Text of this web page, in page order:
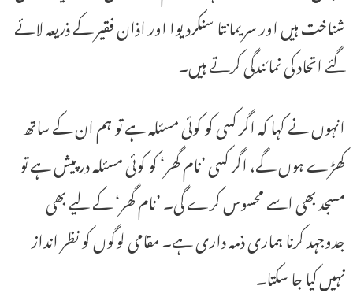
شناخت ہیں اور سریمانتا سنکردیوا اور اذان فقیر کے ذریعہ لائے
گئے اتحاد کی نمائندگی کرتے ہیں۔
انہوں نے کہا کہ اگر کسی کو کوئی مسئلہ ہے تو ہم ان کے ساتھ
کھڑے ہوں گے، اگر کسی ’نام گھر‘ کو کوئی مسئلہ درپیش ہے تو
مسجد بھی اسے محسوس کرے گی۔ ’نام گھر‘ کے لیے بھی
جدوجہد کرنا ہماری ذمہ داری ہے۔ مقامی لوگوں کو نظر انداز
نہیں کیا جا سکتا۔